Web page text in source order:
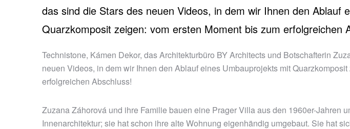
das sind die Stars des neuen Videos, in dem wir Ihnen den Ablauf
Quarzkomposit zeigen: vom ersten Moment bis zum erfolgreichen
Technistone, Kámen Dekor, das Architekturbüro BY Architects und Botschafterin
neuen Videos, in dem wir Ihnen den Ablauf eines Umbauprojekts mit
erfolgreichen Abschluss!
Zuzana Záhorová und ihre Familie bauen eine Prager Villa aus den 1960er-Jahren
Innenarchitektur; sie hat schon ihre alte Wohnung eigenhändig umgebaut. Sie hat